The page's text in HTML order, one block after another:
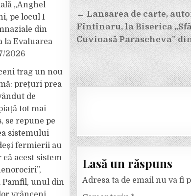
Navigare
în
articole
← Lansarea de carte,
Fîntînaru, la Biserica
Cuvioasă Parascheva”
Lasă un răspuns
Adresa ta de email nu va fi
„Anghel
pe locul I
din
la Evaluarea
2026
trag un nou
prețuri prea
de
tot mai
se repune pe
sistemului
fermierii au
acest sistem
Pamfil, unul din